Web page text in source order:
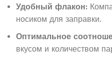
Удобный флакон:
носиком для заправки.
Оптимальное
вкусом и количеством